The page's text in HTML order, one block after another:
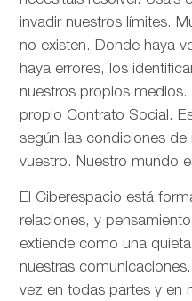
invadir nuestros límites.
no existen. Donde haya
haya errores, los
nuestros propios
propio Contrato Social.
según las condiciones
vuestro. Nuestro mundo
El Ciberespacio está
relaciones, y
extiende como una
nuestras
vez en todas partes y en